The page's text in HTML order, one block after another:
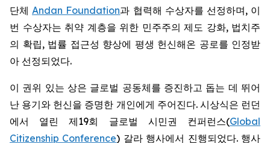
단체Andan Foundation과 협력해 수상자를 선정하며, 이
번 수상자는 취약 계층을 위한 민주주의 제도 강화, 법치주
의 확립, 법률 접근성 향상에 평생 헌신해온 공로를 인정받
아 선정되었다.
이 권위 있는 상은 글로벌 공동체를 증진하고 돕는 데 뛰어
난 용기와 헌신을 증명한 개인에게 주어진다. 시상식은 런던
에서 열린 제19회 글로벌 시민권 컨퍼런스(Global
Citizenship Conference) 갈라 행사에서 진행되었다. 행사